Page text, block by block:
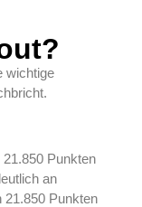
wichtige
Punkten
an
21.850 Punkten